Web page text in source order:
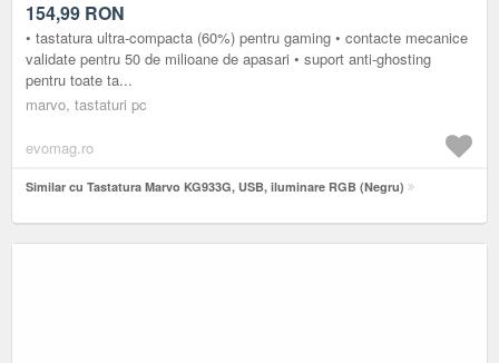
154,99 RON
• tastatura ultra-compacta (60%) pentru gaming • contacte mecanice
validate pentru 50 de milioane de apasari • suport anti-ghosting
pentru toate ta...
marvo, tastaturi pc
evomag.ro
Similar cu Tastatura Marvo KG933G, USB, iluminare RGB (Negru)